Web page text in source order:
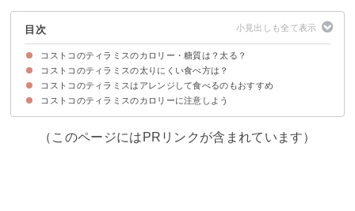
目次
コストコのティラミスのカロリー・糖質は？太る？
コストコのティラミスのカロリー・糖質
コストコのティラミスのカロリーをその他のケーキと比較
コストコのティラミスのカロリー消費に必要な運動量
コストコのティラミスの太りにくい食べ方は？
①なるべく小さく切り分ける
②夜に食べない
③ゆっくり食べる
コストコのティラミスはアレンジして食べるのもおすすめ
①ティラミスサンド
②ティラミストースト
③大人のティラミスケーキ
コストコのティラミスのカロリーに注意しよう
（このページにはPRリンクが含まれています）